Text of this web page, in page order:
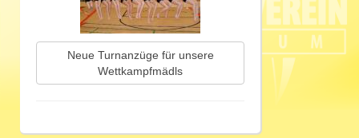
Neue Turnanzüge für unsere
Wettkampfmädls